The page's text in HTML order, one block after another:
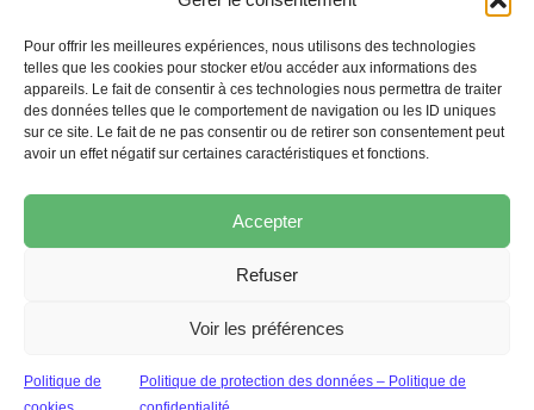
Pour offrir les meilleures expériences, nous utilisons des technologies
telles que les cookies pour stocker et/ou accéder aux informations des
appareils. Le fait de consentir à ces technologies nous permettra de traiter
des données telles que le comportement de navigation ou les ID uniques
sur ce site. Le fait de ne pas consentir ou de retirer son consentement peut
avoir un effet négatif sur certaines caractéristiques et fonctions.
Accepter
Refuser
Voir les préférences
Politique de
Politique de protection des données – Politique de
Nous contacter
01 46 79 28 74
S'ABONNER(NOUVELLE FENÊTRE)
ADHÉRER
Épargne
(nouvelle fenêtre) Formation
(nouvelle fenêtre)
POLITIQUE DE COOKIES